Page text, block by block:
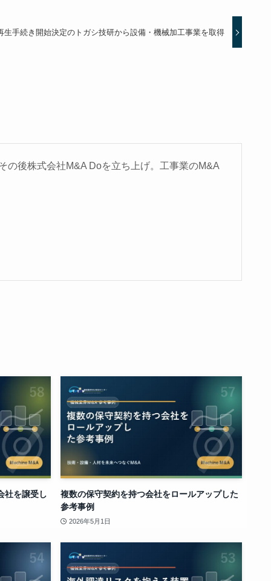
生手続き開始決定のトガシ技研から設備・機械加工事業を取得
の後株式会社M&A Doを立ち上げ。工事業のM&A
社を譲受し
複数の保守契約を持つ会社をロールアップした
参考事例
2026年5月1日